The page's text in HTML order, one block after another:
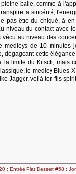
balle, comme à
la sincérité,
pas être du chiqué, à
niveau du contact avec
au niveau des
medleys de 10 minutes
dégageant cette
limite du Kitsch, mais
le medley Blues
Jagger, voilà ton fils
: Entrée Plat Dessert #58 :